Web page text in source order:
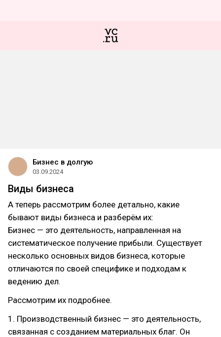
Бизнес в долгую
03.09.2024
Виды бизнеса
А теперь рассмотрим более детально, какие
бывают виды бизнеса и разберём их:
Бизнес — это деятельность, направленная на
систематическое получение прибыли. Существует
несколько основных видов бизнеса, которые
отличаются по своей специфике и подходам к
ведению дел.
Рассмотрим их подробнее.
1. Производственный бизнес — это деятельность,
связанная с созданием материальных благ. Он